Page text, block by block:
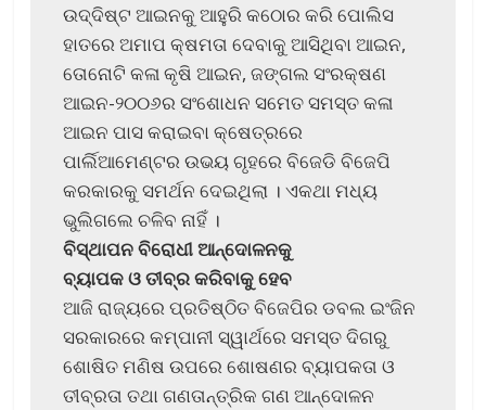
ଉଦ୍ଦିଷ୍ଟ ଆଇନକୁ ଆହୁରି କଠୋର କରି ପୋଲିସ
ହାତରେ ଅମାପ କ୍ଷମତା ଦେବାକୁ ଆସିଥିବା ଆଇନ,
ତୋନୋଟି କଳା କୃଷି ଆଇନ, ଜଙ୍ଗଲ ସଂରକ୍ଷଣ
ଆଇନ-୨୦୦୬ର ସଂଶୋଧନ ସମେତ ସମସ୍ତ କଳା
ଆଇନ ପାସ କରାଇବା କ୍ଷେତ୍ରରେ
ପାର୍ଲିଆମେଣ୍ଟର ଉଭୟ ଗୃହରେ ବିଜେଡି ବିଜେପି
କରକାରକୁ ସମର୍ଥନ ଦେଇଥିଲା । ଏକଥା ମଧ୍ୟ
ଭୁଲିଗଲେ ଚଳିବ ନାହିଁ ।
ବିସ୍ଥାପନ ବିରୋଧୀ ଆନ୍ଦୋଳନକୁ
ବ୍ୟାପକ ଓ ତୀବ୍ର କରିବାକୁ ହେବ
ଆଜି ରାଜ୍ୟରେ ପ୍ରତିଷ୍ଠିତ ବିଜେପିର ଡବଲ ଇଂଜିନ
ସରକାରରେ କମ୍ପାନୀ ସ୍ୱାର୍ଥରେ ସମସ୍ତ ଦିଗରୁ
ଶୋଷିତ ମଣିଷ ଉପରେ ଶୋଷଣର ବ୍ୟାପକତା ଓ
ତୀବ୍ରତା ତଥା ଗଣତାନ୍ତ୍ରିକ ଗଣ ଆନ୍ଦୋଳନ